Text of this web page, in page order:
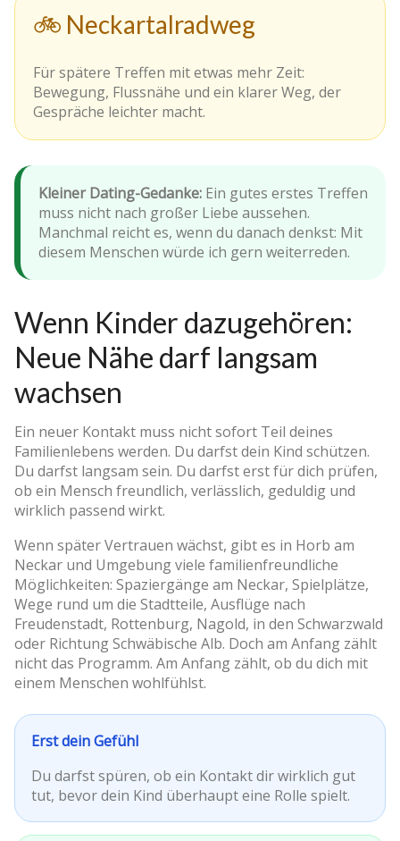
🚲 Neckartalradweg
Für spätere Treffen mit etwas mehr Zeit:
Bewegung, Flussnähe und ein klarer Weg, der
Gespräche leichter macht.
Kleiner Dating-Gedanke: Ein gutes erstes Treffen
muss nicht nach großer Liebe aussehen.
Manchmal reicht es, wenn du danach denkst: Mit
diesem Menschen würde ich gern weiterreden.
Wenn Kinder dazugehören:
Neue Nähe darf langsam
wachsen
Ein neuer Kontakt muss nicht sofort Teil deines
Familienlebens werden. Du darfst dein Kind schützen.
Du darfst langsam sein. Du darfst erst für dich prüfen,
ob ein Mensch freundlich, verlässlich, geduldig und
wirklich passend wirkt.
Wenn später Vertrauen wächst, gibt es in Horb am
Neckar und Umgebung viele familienfreundliche
Möglichkeiten: Spaziergänge am Neckar, Spielplätze,
Wege rund um die Stadtteile, Ausflüge nach
Freudenstadt, Rottenburg, Nagold, in den Schwarzwald
oder Richtung Schwäbische Alb. Doch am Anfang zählt
nicht das Programm. Am Anfang zählt, ob du dich mit
einem Menschen wohlfühlst.
Erst dein Gefühl
Du darfst spüren, ob ein Kontakt dir wirklich gut
tut, bevor dein Kind überhaupt eine Rolle spielt.